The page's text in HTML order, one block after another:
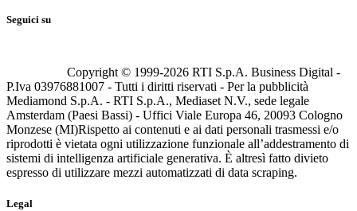
Seguici su
Copyright © 1999-2026 RTI S.p.A. Business Digital -
P.Iva 03976881007 - Tutti i diritti riservati - Per la pubblicità
Mediamond S.p.A. - RTI S.p.A., Mediaset N.V., sede legale
Amsterdam (Paesi Bassi) - Uffici Viale Europa 46, 20093 Cologno
Monzese (MI)Rispetto ai contenuti e ai dati personali trasmessi e/o
riprodotti è vietata ogni utilizzazione funzionale all’addestramento di
sistemi di intelligenza artificiale generativa. È altresì fatto divieto
espresso di utilizzare mezzi automatizzati di data scraping.
Legal